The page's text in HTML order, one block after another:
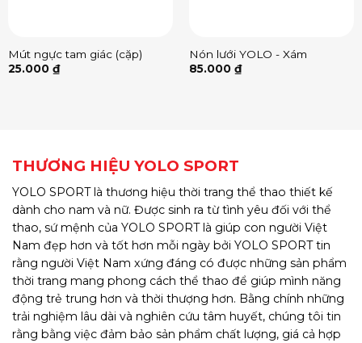
Mút ngực tam giác (cặp)
25.000 ₫
Nón lưới YOLO - Xám
85.000 ₫
THƯƠNG HIỆU YOLO SPORT
YOLO SPORT là thương hiệu thời trang thể thao thiết kế
dành cho nam và nữ. Được sinh ra từ tình yêu đối với thể
thao, sứ mệnh của YOLO SPORT là giúp con người Việt
Nam đẹp hơn và tốt hơn mỗi ngày bởi YOLO SPORT tin
rằng người Việt Nam xứng đáng có được những sản phẩm
thời trang mang phong cách thể thao để giúp mình năng
động trẻ trung hơn và thời thượng hơn. Bằng chính những
trải nghiệm lâu dài và nghiên cứu tâm huyết, chúng tôi tin
rằng bằng việc đảm bảo sản phẩm chất lượng, giá cả hợp